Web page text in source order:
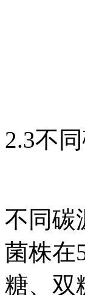
2.3不
不同碳
菌株在
糖、双